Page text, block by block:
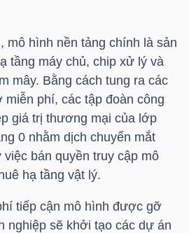
mô hình nền tảng chính là sản
tầng máy chủ, chip xử lý và
mây. Bằng cách tung ra các
miễn phí, các tập đoàn công
giá trị thương mại của lớp
0 nhằm dịch chuyển mắt
bán quyền truy cập mô
hạ tầng vật lý.
tiếp cận mô hình được gỡ
nghiệp sẽ khởi tạo các dự án